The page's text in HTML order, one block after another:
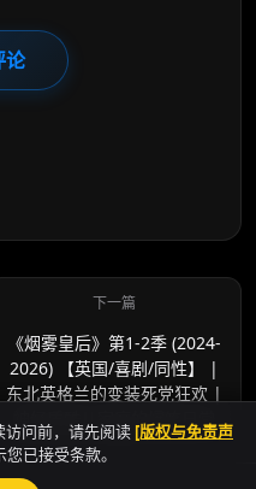
论
《烟雾皇后》第1-2季 (2024-
2026) 【英国/喜剧/同性】 |
东北英格兰的变装死党狂欢 |
神经质酷儿家庭的爆笑日常
问前，请先阅读 [版权与免责声
已接受条款。